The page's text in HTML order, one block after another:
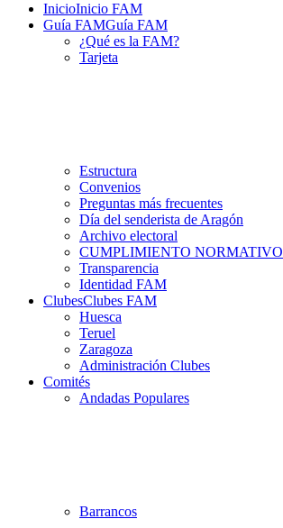
InicioInicio FAM
Guía FAMGuía FAM
¿Qué es la FAM?
Tarjeta
Estructura
Convenios
Preguntas más frecuentes
Día del senderista de Aragón
Archivo electoral
CUMPLIMIENTO NORMATIVO
Transparencia
Identidad FAM
ClubesClubes FAM
Huesca
Teruel
Zaragoza
Administración Clubes
Comités
Andadas Populares
Barrancos